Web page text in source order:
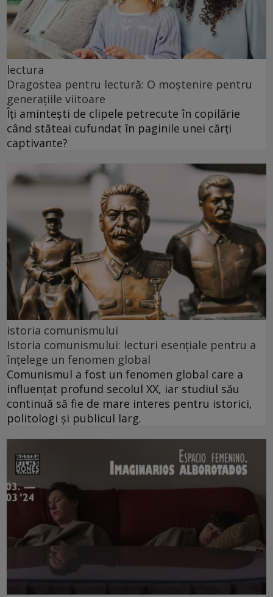
lectura
Dragostea pentru lectură: O moștenire pentru
generațiile viitoare
Îți amintești de clipele petrecute în copilărie
când stăteai cufundat în paginile unei cărți
captivante?
istoria comunismului
Istoria comunismului: lecturi esențiale pentru a
înțelege un fenomen global
Comunismul a fost un fenomen global care a
influențat profund secolul XX, iar studiul său
continuă să fie de mare interes pentru istorici,
politologi și publicul larg.